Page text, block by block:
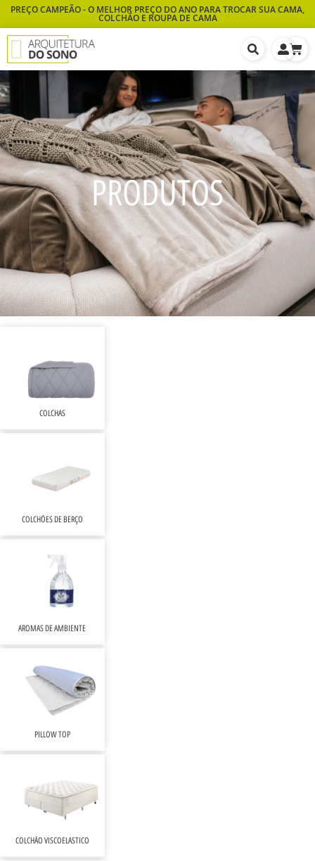
PREÇO CAMPEÃO - O MELHOR PREÇO DO ANO PARA TROCAR SUA CAMA,
COLCHÃO E ROUPA DE CAMA
PRODUTOS
COLCHÃO VISCOELÁSTICO
PILLOW TOP
AROMAS DE AMBIENTE
COLCHÕES DE BERÇO
COLCHAS